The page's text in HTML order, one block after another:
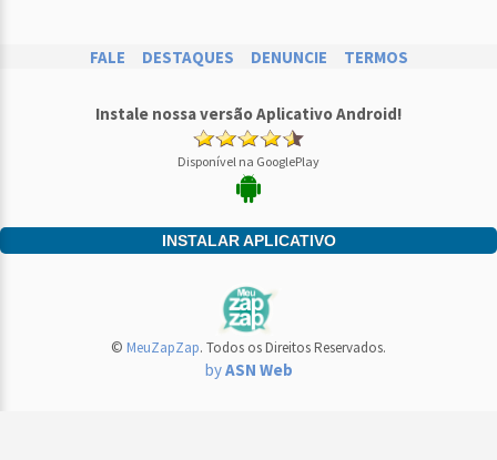
FALE DESTAQUES DENUNCIE TERMOS
Instale nossa versão Aplicativo Android!
Disponível na GooglePlay
INSTALAR APLICATIVO
© MeuZapZap. Todos os Direitos Reservados.
byASN Web